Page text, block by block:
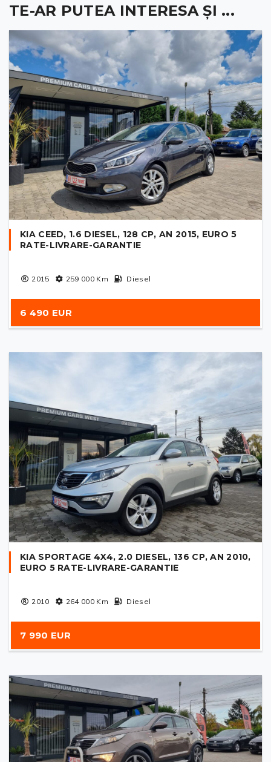
TE-AR PUTEA INTERESA ȘI ...
KIA CEED, 1.6 DIESEL, 128 CP, AN 2015, EURO 5
RATE-LIVRARE-GARANTIE
2015 259 000Km Diesel
6 490 EUR
KIA SPORTAGE 4X4, 2.0 DIESEL, 136 CP, AN 2010,
EURO 5 RATE-LIVRARE-GARANTIE
2010 264 000Km Diesel
7 990 EUR